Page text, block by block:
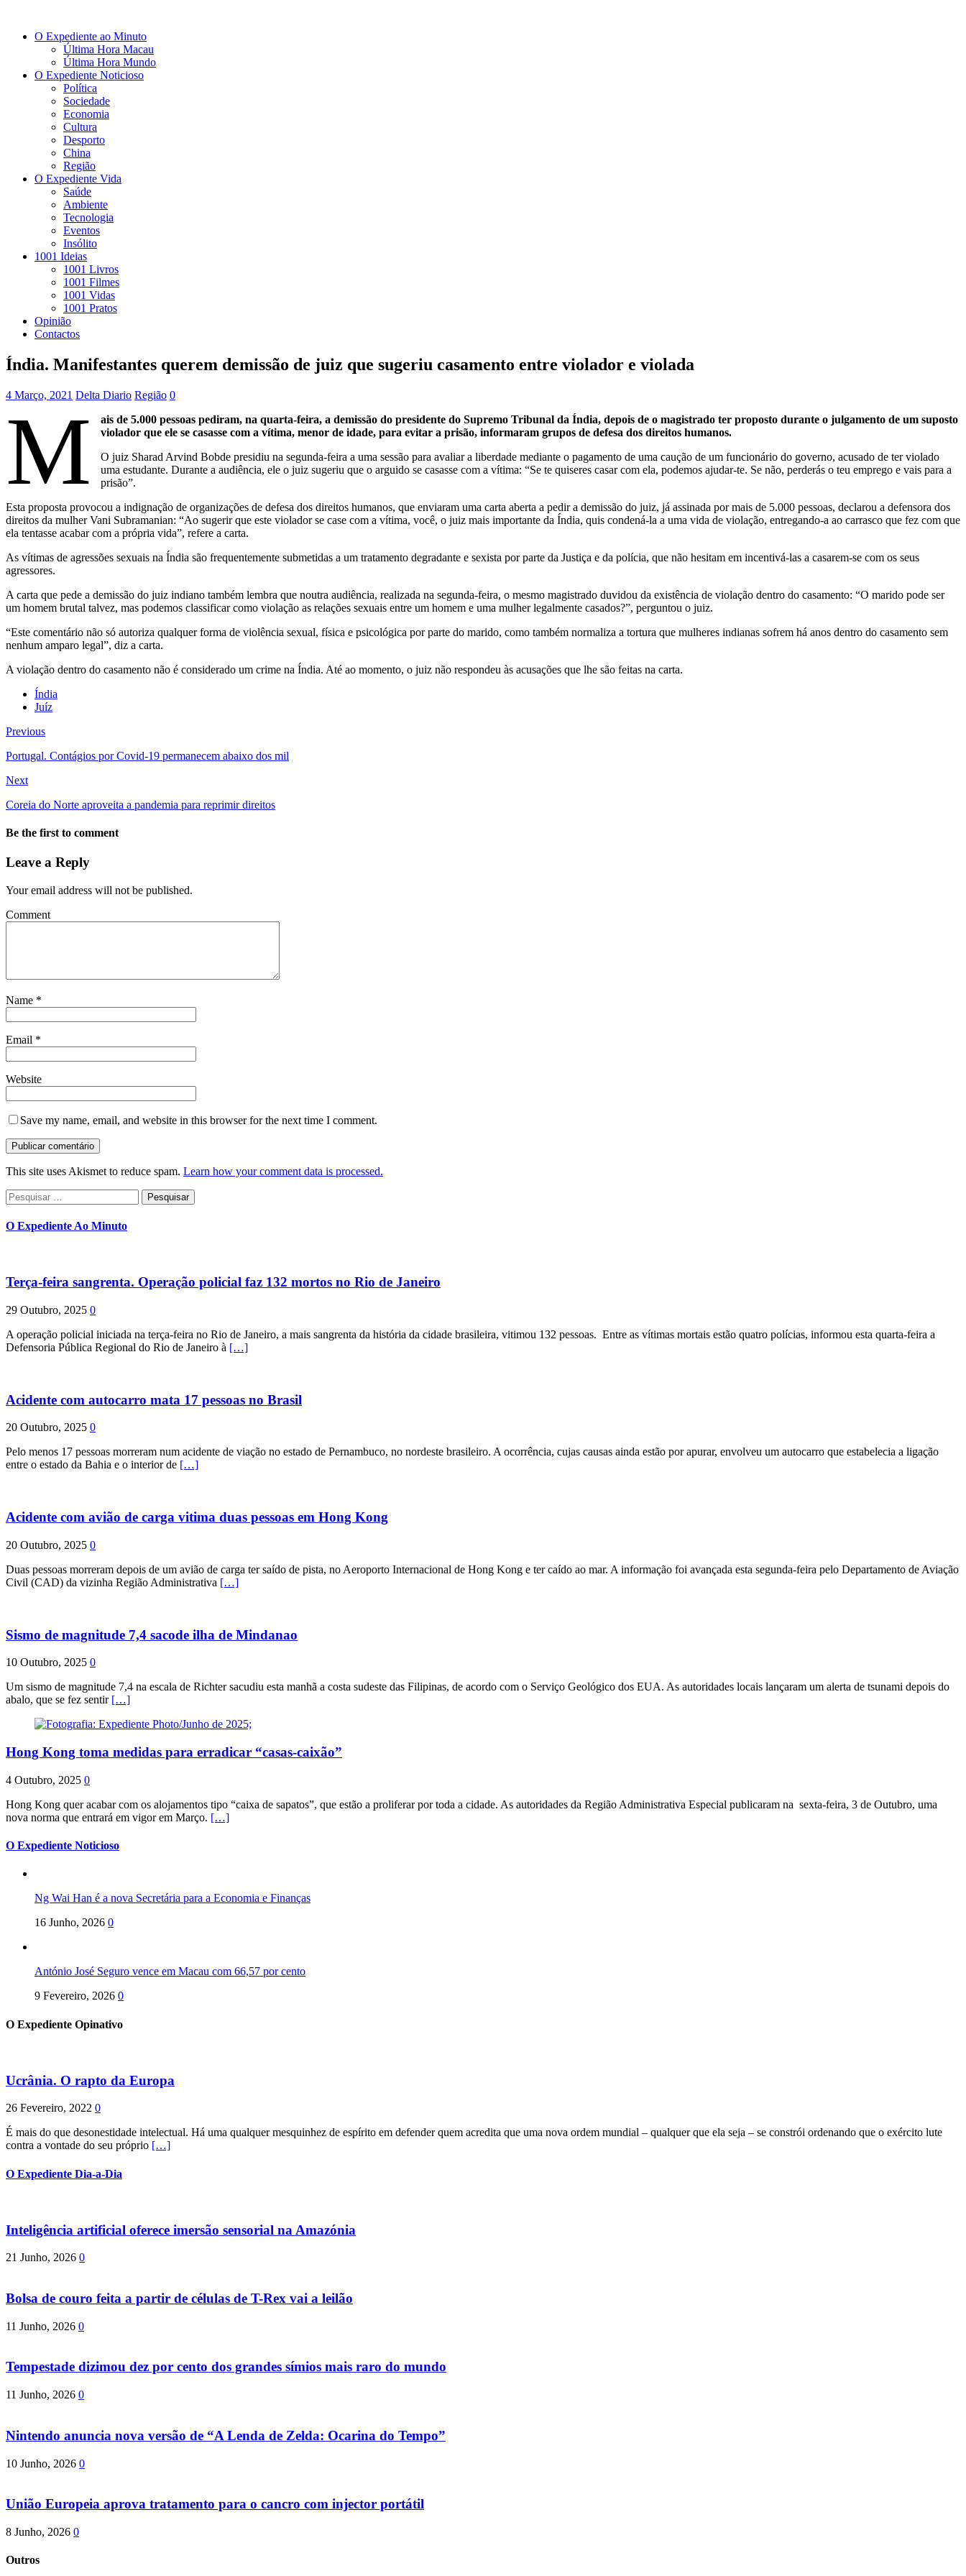
O Expediente ao Minuto
Última Hora Macau
Última Hora Mundo
O Expediente Noticioso
Política
Sociedade
Economia
Cultura
Desporto
China
Região
O Expediente Vida
Saúde
Ambiente
Tecnologia
Eventos
Insólito
1001 Ideias
1001 Livros
1001 Filmes
1001 Vidas
1001 Pratos
Opinião
Contactos
Índia. Manifestantes querem demissão de juiz que sugeriu casamento entre violador e violada
4 Março, 2021 Delta Diario Região 0
M
ais de 5.000 pessoas pediram, na quarta-feira, a demissão do presidente do Supremo Tribunal da Índia, depois de o magistrado ter proposto durante o julgamento de um suposto
violador que ele se casasse com a vítima, menor de idade, para evitar a prisão, informaram grupos de defesa dos direitos humanos.
O juiz Sharad Arvind Bobde presidiu na segunda-feira a uma sessão para avaliar a liberdade mediante o pagamento de uma caução de um funcionário do governo, acusado de ter violado
uma estudante. Durante a audiência, ele o juiz sugeriu que o arguido se casasse com a vítima: “Se te quiseres casar com ela, podemos ajudar-te. Se não, perderás o teu emprego e vais para a
prisão”.
Esta proposta provocou a indignação de organizações de defesa dos direitos humanos, que enviaram uma carta aberta a pedir a demissão do juiz, já assinada por mais de 5.000 pessoas, declarou a defensora dos
direitos da mulher Vani Subramanian: “Ao sugerir que este violador se case com a vítima, você, o juiz mais importante da Índia, quis condená-la a uma vida de violação, entregando-a ao carrasco que fez com que
ela tentasse acabar com a própria vida”, refere a carta.
As vítimas de agressões sexuais na Índia são frequentemente submetidas a um tratamento degradante e sexista por parte da Justiça e da polícia, que não hesitam em incentivá-las a casarem-se com os seus
agressores.
A carta que pede a demissão do juiz indiano também lembra que noutra audiência, realizada na segunda-feira, o mesmo magistrado duvidou da existência de violação dentro do casamento: “O marido pode ser
um homem brutal talvez, mas podemos classificar como violação as relações sexuais entre um homem e uma mulher legalmente casados?”, perguntou o juiz.
“Este comentário não só autoriza qualquer forma de violência sexual, física e psicológica por parte do marido, como também normaliza a tortura que mulheres indianas sofrem há anos dentro do casamento sem
nenhum amparo legal”, diz a carta.
A violação dentro do casamento não é considerado um crime na Índia. Até ao momento, o juiz não respondeu às acusações que lhe são feitas na carta.
Índia
Juíz
Previous
Portugal. Contágios por Covid-19 permanecem abaixo dos mil
Next
Coreia do Norte aproveita a pandemia para reprimir direitos
Be the first to comment
Leave a Reply
Your email address will not be published.
Comment
Name *
Email *
Website
Save my name, email, and website in this browser for the next time I comment.
This site uses Akismet to reduce spam. Learn how your comment data is processed.
Pesquisar
por:
O Expediente Ao Minuto
Terça-feira sangrenta. Operação policial faz 132 mortos no Rio de Janeiro
29 Outubro, 2025 0
A operação policial iniciada na terça-feira no Rio de Janeiro, a mais sangrenta da história da cidade brasileira, vitimou 132 pessoas. Entre as vítimas mortais estão quatro polícias, informou esta quarta-feira a
Defensoria Pública Regional do Rio de Janeiro à […]
Acidente com autocarro mata 17 pessoas no Brasil
20 Outubro, 2025 0
Pelo menos 17 pessoas morreram num acidente de viação no estado de Pernambuco, no nordeste brasileiro. A ocorrência, cujas causas ainda estão por apurar, envolveu um autocarro que estabelecia a ligação
entre o estado da Bahia e o interior de […]
Acidente com avião de carga vitima duas pessoas em Hong Kong
20 Outubro, 2025 0
Duas pessoas morreram depois de um avião de carga ter saído de pista, no Aeroporto Internacional de Hong Kong e ter caído ao mar. A informação foi avançada esta segunda-feira pelo Departamento de Aviação
Civil (CAD) da vizinha Região Administrativa […]
Sismo de magnitude 7,4 sacode ilha de Mindanao
10 Outubro, 2025 0
Um sismo de magnitude 7,4 na escala de Richter sacudiu esta manhã a costa sudeste das Filipinas, de acordo com o Serviço Geológico dos EUA. As autoridades locais lançaram um alerta de tsunami depois do
abalo, que se fez sentir […]
Hong Kong toma medidas para erradicar “casas-caixão”
4 Outubro, 2025 0
Hong Kong quer acabar com os alojamentos tipo “caixa de sapatos”, que estão a proliferar por toda a cidade. As autoridades da Região Administrativa Especial publicaram na sexta-feira, 3 de Outubro, uma
nova norma que entrará em vigor em Março. […]
O Expediente Noticioso
Ng Wai Han é a nova Secretária para a Economia e Finanças
16 Junho, 2026 0
António José Seguro vence em Macau com 66,57 por cento
9 Fevereiro, 2026 0
O Expediente Opinativo
Ucrânia. O rapto da Europa
26 Fevereiro, 2022 0
É mais do que desonestidade intelectual. Há uma qualquer mesquinhez de espírito em defender quem acredita que uma nova ordem mundial – qualquer que ela seja – se constrói ordenando que o exército lute
contra a vontade do seu próprio […]
O Expediente Dia-a-Dia
Inteligência artificial oferece imersão sensorial na Amazónia
21 Junho, 2026 0
Bolsa de couro feita a partir de células de T-Rex vai a leilão
11 Junho, 2026 0
Tempestade dizimou dez por cento dos grandes símios mais raro do mundo
11 Junho, 2026 0
Nintendo anuncia nova versão de “A Lenda de Zelda: Ocarina do Tempo”
10 Junho, 2026 0
União Europeia aprova tratamento para o cancro com injector portátil
8 Junho, 2026 0
Outros